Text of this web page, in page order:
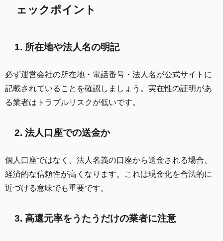
ェックポイント
1. 所在地や法人名の明記
必ず運営会社の所在地・電話番号・法人名が公式サイトに
記載されていることを確認しましょう。実在性の証明があ
る業者はトラブルリスクが低いです。
2. 法人口座での送金か
個人口座ではなく、法人名義の口座から送金される場合、
経済的な信頼性が高くなります。これは現金化を合法的に
近づける意味でも重要です。
3. 高還元率をうたうだけの業者に注意